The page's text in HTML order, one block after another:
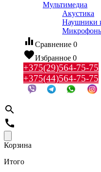
Мультимедиа
Акустика
Наушники
equalizer Сравнение 0
favoriteИзбранное 0
+375(29)564-75-75
+375(44)564-75-75
search
call
Корзина
Итого